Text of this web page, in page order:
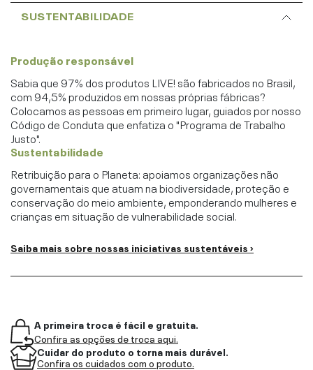
SUSTENTABILIDADE
Produção responsável
Sabia que 97% dos produtos LIVE! são fabricados no Brasil,
com 94,5% produzidos em nossas próprias fábricas?
Colocamos as pessoas em primeiro lugar, guiados por nosso
Código de Conduta que enfatiza o "Programa de Trabalho
Justo".
Sustentabilidade
Retribuição para o Planeta: apoiamos organizações não
governamentais que atuam na biodiversidade, proteção e
conservação do meio ambiente, emponderando mulheres e
crianças em situação de vulnerabilidade social.
Saiba mais sobre nossas iniciativas sustentáveis ›
A primeira troca é fácil e gratuita.
Confira as opções de troca aqui.
Cuidar do produto o torna mais durável.
Confira os cuidados com o produto.